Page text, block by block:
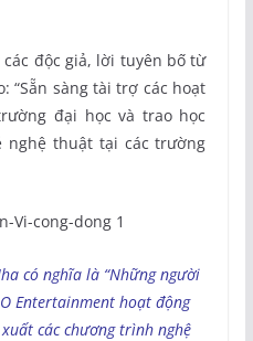
các độc giả, lời tuyên bố từ
“Sẵn sàng tài trợ các hoạt
đại học và trao học
nghệ thuật tại các trường
có nghĩa là “Những người
Entertainment hoạt động
các chương trình nghệ